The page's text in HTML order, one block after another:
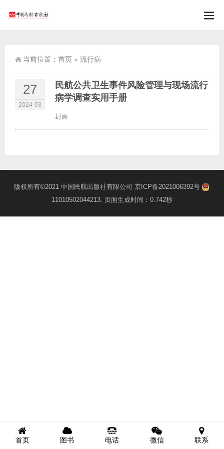
当前位置： 首页 » 流行病
27
2024-03
民航公共卫生事件风险管理与现场流行
病学调查实用手册
封面
版权所有©2021 中国民航出版社有限公司 京ICP备2021006392号
11010502044213. 页面生成时间：0.742秒
首页 图书 电话 微信 联系